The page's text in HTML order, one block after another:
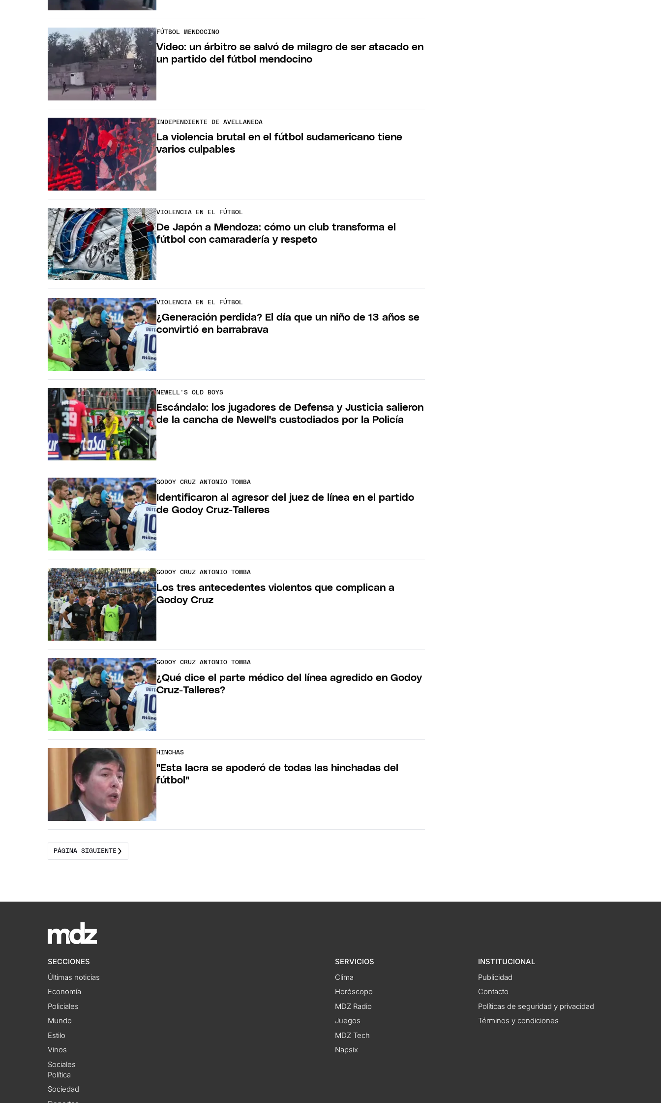
FÚTBOL MENDOCINO
Video: un árbitro se salvó de milagro de ser atacado en
un partido del fútbol mendocino
INDEPENDIENTE DE AVELLANEDA
La violencia brutal en el fútbol sudamericano tiene
varios culpables
VIOLENCIA EN EL FÚTBOL
De Japón a Mendoza: cómo un club transforma el
fútbol con camaradería y respeto
VIOLENCIA EN EL FÚTBOL
¿Generación perdida? El día que un niño de 13 años se
convirtió en barrabrava
NEWELL'S OLD BOYS
Escándalo: los jugadores de Defensa y Justicia salieron
de la cancha de Newell's custodiados por la Policía
GODOY CRUZ ANTONIO TOMBA
Identificaron al agresor del juez de línea en el partido
de Godoy Cruz-Talleres
GODOY CRUZ ANTONIO TOMBA
Los tres antecedentes violentos que complican a
Godoy Cruz
GODOY CRUZ ANTONIO TOMBA
¿Qué dice el parte médico del línea agredido en Godoy
Cruz-Talleres?
HINCHAS
"Esta lacra se apoderó de todas las hinchadas del
fútbol"
PÁGINA SIGUIENTE
SECCIONES
Últimas noticias
Economía
Policiales
Mundo
Estilo
Vinos
Sociales
Política
Sociedad
SERVICIOS
Clima
Horóscopo
MDZ Radio
Juegos
MDZ Tech
Napsix
INSTITUCIONAL
Publicidad
Contacto
Políticas de seguridad y privacidad
Términos y condiciones